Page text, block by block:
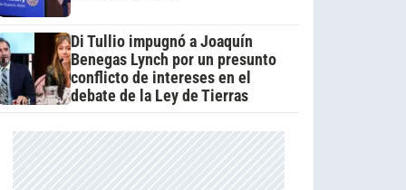
Di Tullio impugnó a Joaquín
Benegas Lynch por un presunto
conflicto de intereses en el
debate de la Ley de Tierras